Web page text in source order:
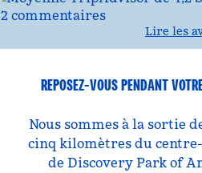
Lire les
REPOSEZ-VOUS PENDANT
Nous sommes à la sortie
cinq kilomètres du
de Discovery Park of